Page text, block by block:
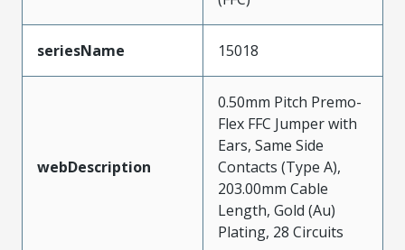
seriesName 15018
webDescription
0.50mm Pitch Premo-
Flex FFC Jumper with
Ears, Same Side
Contacts (Type A),
203.00mm Cable
Length, Gold (Au)
Plating, 28 Circuits